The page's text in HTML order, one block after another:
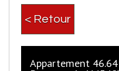
< Retour
Appartement 46.64